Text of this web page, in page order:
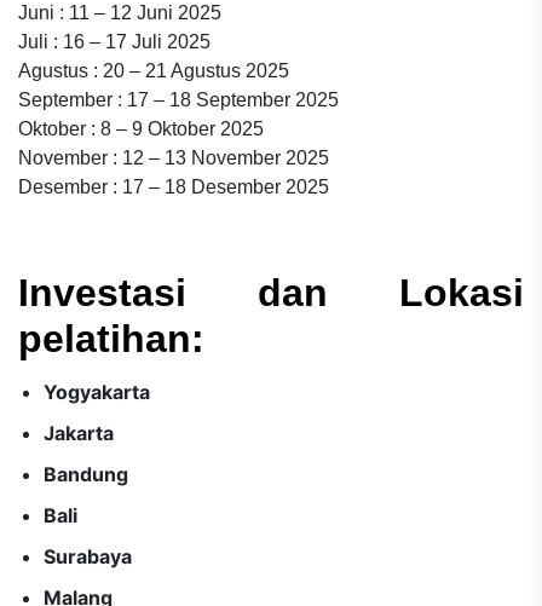
Juni : 11 – 12 Juni 2025
Juli : 16 – 17 Juli 2025
Agustus : 20 – 21 Agustus 2025
September : 17 – 18 September 2025
Oktober : 8 – 9 Oktober 2025
November : 12 – 13 November 2025
Desember : 17 – 18 Desember 2025
Investasi dan Lokasi
pelatihan:
Yogyakarta
Jakarta
Bandung
Bali
Surabaya
Malang